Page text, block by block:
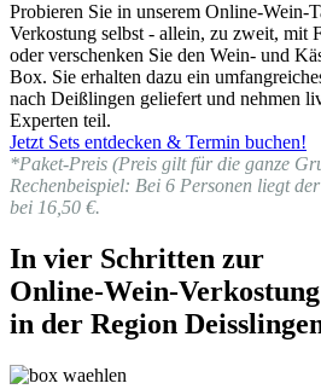
Probieren Sie in unserem Online-Wein-
Verkostung selbst - allein, zu zweit, mit
oder verschenken Sie den Wein- und
Box. Sie erhalten dazu ein
nach Deißlingen geliefert und nehmen
Experten teil.
Jetzt Sets entdecken & Termin buchen!
*Paket-Preis (Preis gilt für die ganze
Rechenbeispiel: Bei 6 Personen liegt
bei 16,50 €.
In vier Schritten zur
Online-Wein-
in der Region